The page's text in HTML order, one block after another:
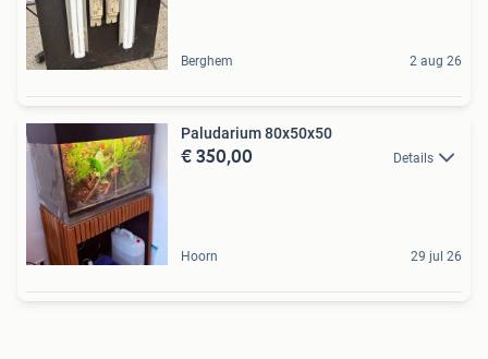
Berghem 2 aug 26
Paludarium 80x50x50
€ 350,00 Details
Hoorn 29 jul 26